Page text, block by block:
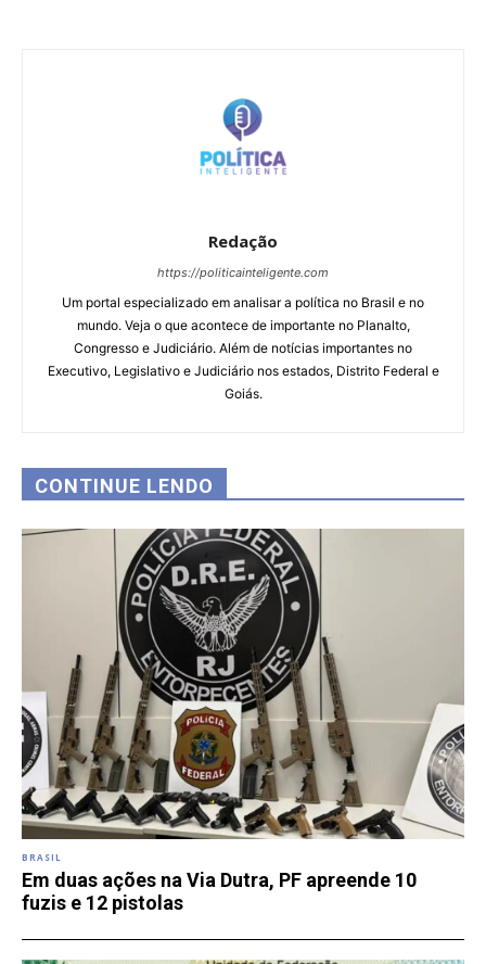
Redação
https://politicainteligente.com
Um portal especializado em analisar a política no Brasil e no
mundo. Veja o que acontece de importante no Planalto,
Congresso e Judiciário. Além de notícias importantes no
Executivo, Legislativo e Judiciário nos estados, Distrito Federal e
Goiás.
CONTINUE LENDO
BRASIL
Em duas ações na Via Dutra, PF apreende 10
fuzis e 12 pistolas